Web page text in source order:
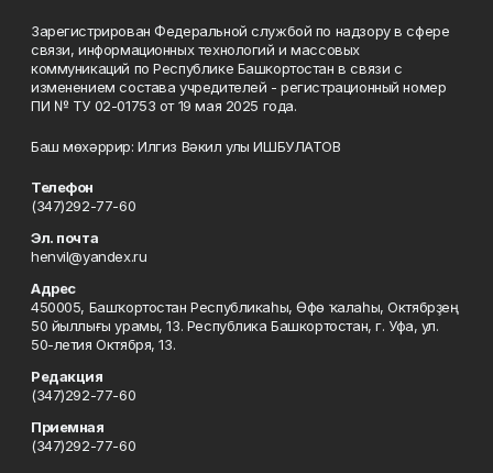
Зарегистрирован Федеральной службой по надзору в сфере
связи, информационных технологий и массовых
коммуникаций по Республике Башкортостан в связи с
изменением состава учредителей - регистрационный номер
ПИ № ТУ 02-01753 от 19 мая 2025 года.
Баш мөхәррир: Илгиз Вәкил улы ИШБУЛАТОВ
Телефон
(347)292-77-60
Эл. почта
henvil@yandex.ru
Адрес
450005, Башҡортостан Республикаһы, Өфө ҡалаһы, Октябрҙең
50 йыллығы урамы, 13. Республика Башкортостан, г. Уфа, ул.
50-летия Октября, 13.
Редакция
(347)292-77-60
Приемная
(347)292-77-60